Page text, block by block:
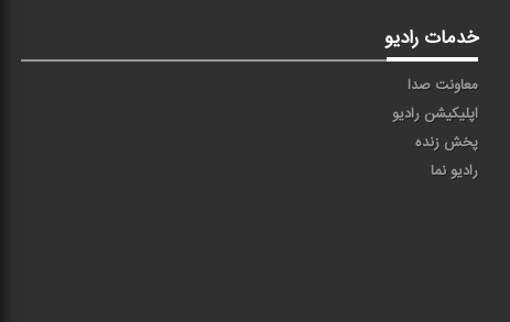
خدمات رادیو
معاونت صدا
اپلیکیشن رادیو
پخش زنده
رادیو نما